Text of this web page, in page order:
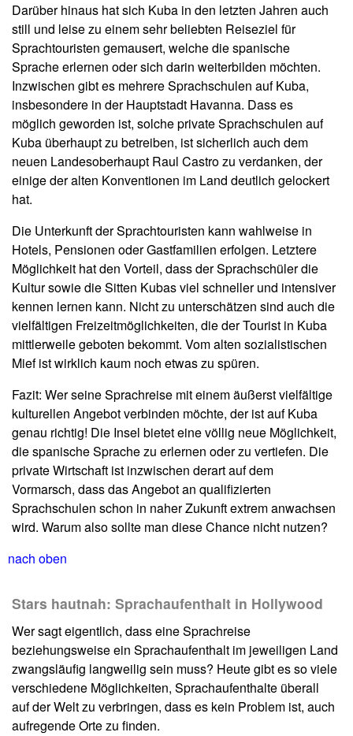
Darüber hinaus hat sich Kuba in den letzten Jahren auch
still und leise zu einem sehr beliebten Reiseziel für
Sprachtouristen gemausert, welche die spanische
Sprache erlernen oder sich darin weiterbilden möchten.
Inzwischen gibt es mehrere Sprachschulen auf Kuba,
insbesondere in der Hauptstadt Havanna. Dass es
möglich geworden ist, solche private Sprachschulen auf
Kuba überhaupt zu betreiben, ist sicherlich auch dem
neuen Landesoberhaupt Raul Castro zu verdanken, der
einige der alten Konventionen im Land deutlich gelockert
hat.
Die Unterkunft der Sprachtouristen kann wahlweise in
Hotels, Pensionen oder Gastfamilien erfolgen. Letztere
Möglichkeit hat den Vorteil, dass der Sprachschüler die
Kultur sowie die Sitten Kubas viel schneller und intensiver
kennen lernen kann. Nicht zu unterschätzen sind auch die
vielfältigen Freizeitmöglichkeiten, die der Tourist in Kuba
mittlerweile geboten bekommt. Vom alten sozialistischen
Mief ist wirklich kaum noch etwas zu spüren.
Fazit: Wer seine Sprachreise mit einem äußerst vielfältige
kulturellen Angebot verbinden möchte, der ist auf Kuba
genau richtig! Die Insel bietet eine völlig neue Möglichkeit,
die spanische Sprache zu erlernen oder zu vertiefen. Die
private Wirtschaft ist inzwischen derart auf dem
Vormarsch, dass das Angebot an qualifizierten
Sprachschulen schon in naher Zukunft extrem anwachsen
wird. Warum also sollte man diese Chance nicht nutzen?
nach oben
Stars hautnah: Sprachaufenthalt in Hollywood
Wer sagt eigentlich, dass eine Sprachreise
beziehungsweise ein Sprachaufenthalt im jeweiligen Land
zwangsläufig langweilig sein muss? Heute gibt es so viele
verschiedene Möglichkeiten, Sprachaufenthalte überall
auf der Welt zu verbringen, dass es kein Problem ist, auch
aufregende Orte zu finden.